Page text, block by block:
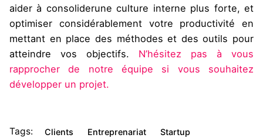
aider à consoliderune culture interne plus forte, et
optimiser considérablement votre productivité en
mettant en place des méthodes et des outils pour
atteindre vos objectifs. N’hésitez pas à vous
rapprocher de notre équipe si vous souhaitez
développer un projet.
Tags: Clients Entreprenariat Startup